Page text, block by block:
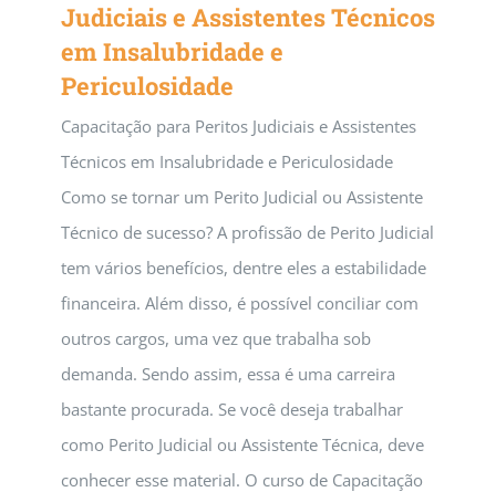
Judiciais e Assistentes Técnicos
em Insalubridade e
Periculosidade
Capacitação para Peritos Judiciais e Assistentes
Técnicos em Insalubridade e Periculosidade
Como se tornar um Perito Judicial ou Assistente
Técnico de sucesso? A profissão de Perito Judicial
tem vários benefícios, dentre eles a estabilidade
financeira. Além disso, é possível conciliar com
outros cargos, uma vez que trabalha sob
demanda. Sendo assim, essa é uma carreira
bastante procurada. Se você deseja trabalhar
como Perito Judicial ou Assistente Técnica, deve
conhecer esse material. O curso de Capacitação